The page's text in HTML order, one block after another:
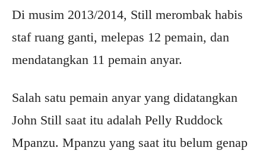
Di musim 2013/2014, Still merombak habis
staf ruang ganti, melepas 12 pemain, dan
mendatangkan 11 pemain anyar.
Salah satu pemain anyar yang didatangkan
John Still saat itu adalah Pelly Ruddock
Mpanzu. Mpanzu yang saat itu belum genap